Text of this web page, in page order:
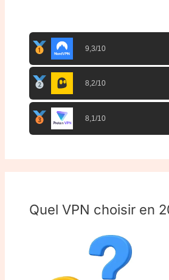
9,3/10
8,2/10
8,1/10
Quel VPN choisir en